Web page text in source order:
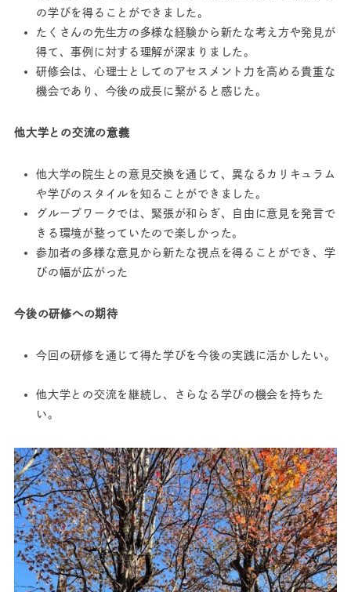
の学びを得ることができました。 ​
たくさんの先生方の多様な経験から新たな考え方や発見が
得て、事例に対する理解が深まりました。
研修会は、心理士としてのアセスメント力を高める貴重な
機会であり、今後の成長に繋がると感じた。 ​
他大学との交流の意義
他大学の院生との意見交換を通じて、異なるカリキュラム
や学びのスタイルを知ることができました。​
グループワークでは、緊張が和らぎ、自由に意見を発言で
きる環境が整っていたので楽しかった。 ​
参加者の多様な意見から新たな視点を得ることができ、学
びの幅が広がった
今後の研修への期待
今回の研修を通じて得た学びを今後の実践に活かしたい。
他大学との交流を継続し、さらなる学びの機会を持ちた
い。 ​